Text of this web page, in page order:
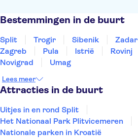
Bestemmingen in de buurt
Split Trogir Sibenik Zadar
Zagreb
Pula Istrië Rovinj
Novigrad
Umag
Lees meer
Attracties in de buurt
Uitjes in en rond Split
Het Nationaal Park Plitvicemeren
Nationale parken in Kroatië